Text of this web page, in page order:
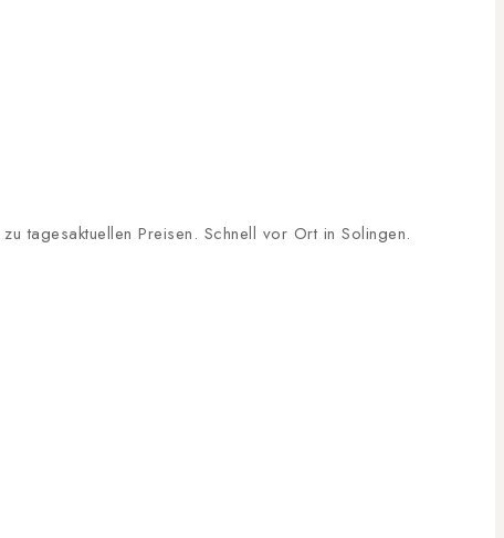
tagesaktuellen Preisen. Schnell vor Ort in Solingen.